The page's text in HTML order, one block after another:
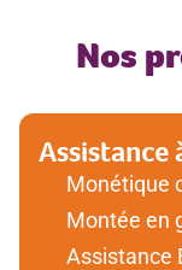
Nos
Monétique
Montée en
Assistance